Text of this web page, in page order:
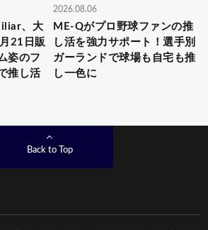
、大
21日販
姿のフ
推し活
2026.08.06
ME-Qがプロ野球ファンの推
し活を強力サポート！選手別
ガーランドで球場も自宅も推
し一色に
Back to Top